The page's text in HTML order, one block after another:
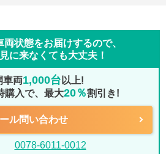
状態をお届けするので、
に来なくても大丈夫！
車両1,000台 以上!
購入で、最大20％割引き!
ル問い合わせ
0078-6011-0012